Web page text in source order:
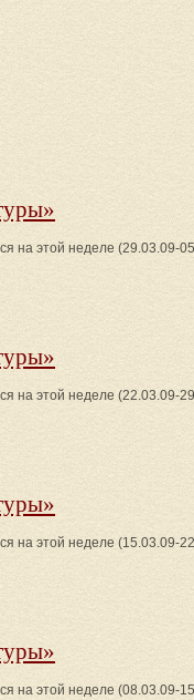
на этой неделе (29.03.09-
на этой неделе (22.03.09-
на этой неделе (15.03.09-
на этой неделе (08.03.09-